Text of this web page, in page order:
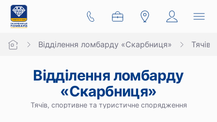
Відділення ломбарду «Скарбниця» Тячів
Відділення ломбарду
«Скарбниця»
Тячів, спортивне та туристичне спорядження